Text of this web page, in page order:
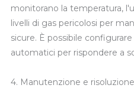
monitorano la temperatura,
livelli di gas pericolosi per
sicure. È possibile
automatici per rispondere a
4. Manutenzione e